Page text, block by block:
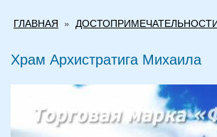
здесь
ГЛАВНАЯ »
Храм Архистратига Михаила